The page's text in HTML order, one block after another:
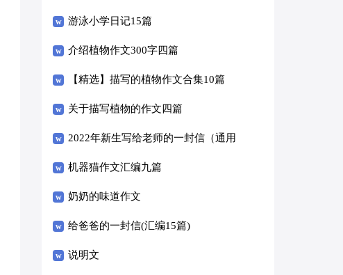
游泳小学日记15篇
介绍植物作文300字四篇
【精选】描写的植物作文合集10篇
关于描写植物的作文四篇
2022年新生写给老师的一封信（通用
8篇）
机器猫作文汇编九篇
奶奶的味道作文
给爸爸的一封信(汇编15篇)
说明文